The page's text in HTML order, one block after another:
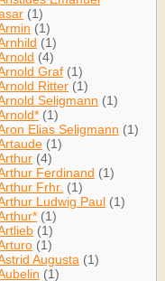
(1)
(1)
(1)
(4)
Graf (1)
Ritter (1)
Seligmann (1)
(1)
Elias Seligmann (1)
(1)
(4)
Ferdinand (1)
Frhr. (1)
Ludwig Paul (1)
(1)
(1)
(1)
Augusta (1)
(1)